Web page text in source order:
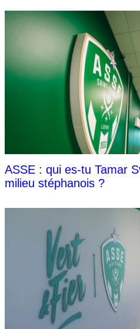
ASSE : qui es-tu Tamar
milieu stéphanois ?